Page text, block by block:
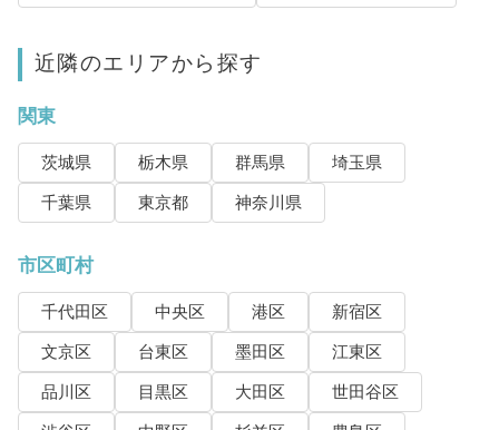
近隣のエリアから探す
関東
茨城県 栃木県 群馬県
埼玉県
千葉県
東京都 神奈川県
市区町村
千代田区 中央区 港区
新宿区
文京区
台東区 墨田区
江東区
品川区
目黒区 大田区
世田谷区